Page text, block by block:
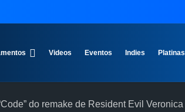
Videos Eventos Indies Platinas
do remake de Resident Evil Veronica